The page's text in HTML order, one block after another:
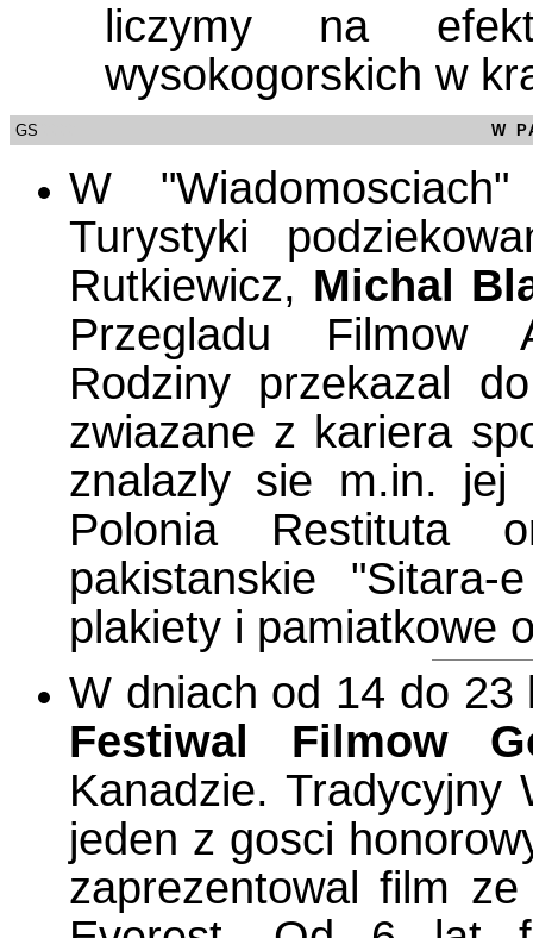
liczymy na
wysokogorskich w
GS W
W
Turystyki
Rutkiewicz, Michal
Przegladu Filmow
Rodziny przekazal
zwiazane z kariera
znalazly sie m.in. jej
Polonia Restituta
pakistanskie
plakiety i pamiatkowe
W dniach od 14 do 23
Festiwal Filmow
Kanadzie. Tradycyjny
jeden z gosci
zaprezentowal film